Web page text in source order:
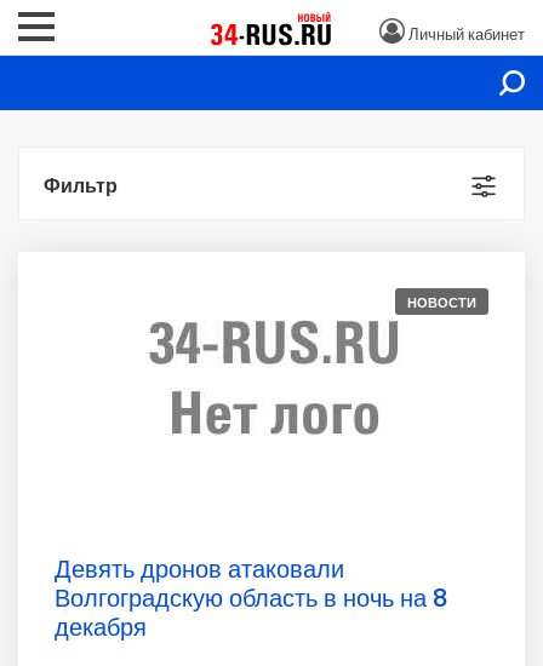
Личный кабинет
Фильтр
НОВОСТИ
Девять дронов атаковали
Волгоградскую область в ночь на 8
декабря